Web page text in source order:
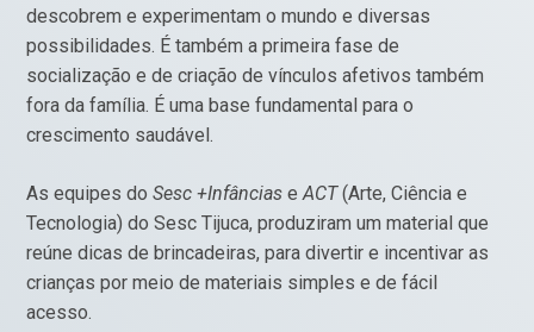
descobrem e experimentam o mundo e diversas
possibilidades. É também a primeira fase de
socialização e de criação de vínculos afetivos também
fora da família. É uma base fundamental para o
crescimento saudável.
As equipes doSesc +Infâncias eACT(Arte, Ciência e
Tecnologia) do Sesc Tijuca, produziram um material que
reúne dicas de brincadeiras, para divertir e incentivar as
crianças por meio de materiais simples e de fácil
acesso.